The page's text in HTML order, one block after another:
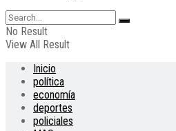
No Result
View All Result
Inicio
política
economía
deportes
policiales